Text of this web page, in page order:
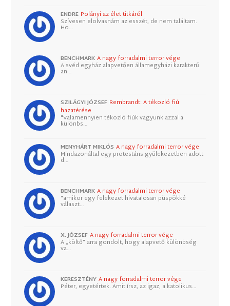
ENDRE Polányi az élet titkáról
Szívesen elolvasnám az esszét, de nem találtam.
Ho…
BENCHMARK A nagy forradalmi terror vége
A svéd egyház alapvetően államegyházi karakterű
an…
SZILÁGYI JÓZSEF Rembrandt: A tékozló fiú
hazatérése
"Valamennyien tékozló fiúk vagyunk azzal a
különbs…
MENYHÁRT MIKLÓS A nagy forradalmi terror vége
Mindazonáltal egy protestáns gyülekezetben adott
d…
BENCHMARK A nagy forradalmi terror vége
"amikor egy felekezet hivatalosan püspökké
választ…
X. JÓZSEF A nagy forradalmi terror vége
A „költő” arra gondolt, hogy alapvető különbség
va…
KERESZTÉNY A nagy forradalmi terror vége
Péter, egyetértek. Amit írsz, az igaz, a katolikus…